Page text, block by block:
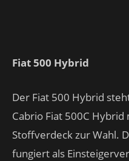
Fiat 500 Hybrid
Der Fiat 500 Hybrid
Cabrio Fiat 500C
Stoffverdeck zur Wahl.
fungiert als